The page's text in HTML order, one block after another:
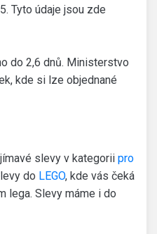
Tyto údaje jsou zde
do 2,6 dnů. Ministerstvo
kde si lze objednané
slevy v kategorii pro
do LEGO, kde vás čeká
lega. Slevy máme i do